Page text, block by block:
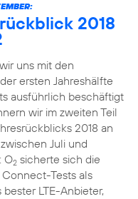
2018
uns mit den
ersten Jahreshälfte
ausführlich beschäftigt
wir im zweiten Teil
2018 an
Juli und
O2sicherte sich die
Tests als
LTE-Anbieter,